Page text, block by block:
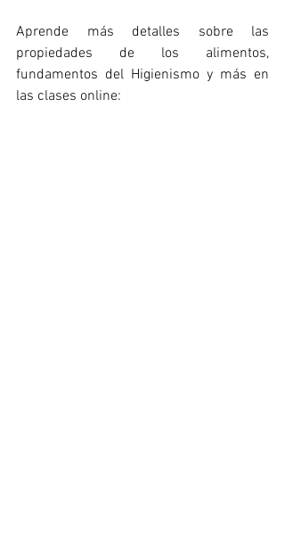
Aprende más detalles sobre las
propiedades de los alimentos,
fundamentos del Higienismo y más en
las clases online: